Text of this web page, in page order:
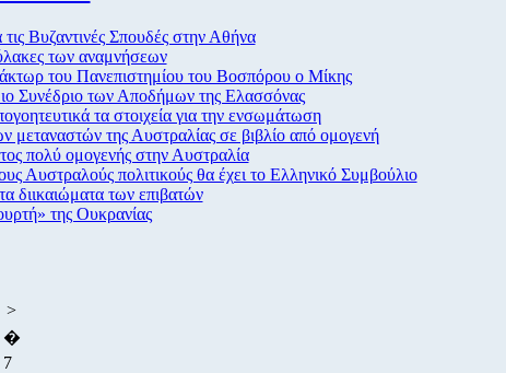
τις Βυζαντινές Σπουδές στην Αθήνα
των αναμνήσεων
του Πανεπιστημίου του Βοσπόρου ο Μίκης
Συνέδριο των Αποδήμων της Ελασσόνας
τα στοιχεία για την ενσωμάτωση
μεταναστών της Αυστραλίας σε βιβλίο από ομογενή
πολύ ομογενής στην Αυστραλία
Αυστραλούς πολιτικούς θα έχει το Ελληνικό Συμβούλιο
διικαιώματα των επιβατών
της Ουκρανίας
>
�
7